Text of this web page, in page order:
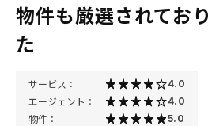
物件も厳選されてお
た
サービス： 4.0
エージェント： 4.0
物件： 5.0